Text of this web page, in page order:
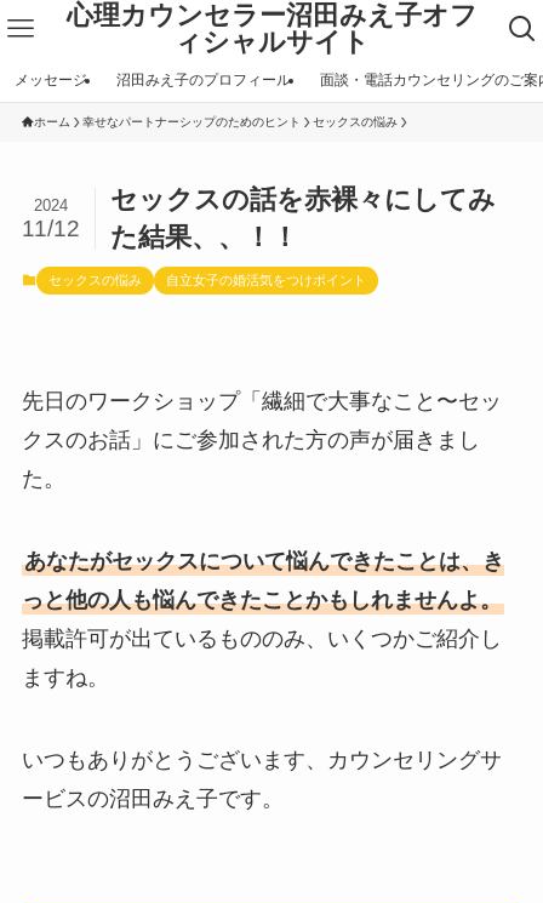
心理カウンセラー沼田みえ子オフ
ィシャルサイト
メッセージ 沼田みえ子のプロフィール 面談・電話カウンセリングのご案
ホーム 幸せなパートナーシップのためのヒント セックスの悩み
セックスの話を赤裸々にしてみ
た結果、、！！
2024
11/12
セックスの悩み 自立女子の婚活気をつけポイント
先日のワークショップ「繊細で大事なこと〜セッ
クスのお話」にご参加された方の声が届きまし
た。
あなたがセックスについて悩んできたことは、き
っと他の人も悩んできたことかもしれませんよ。
掲載許可が出ているもののみ、いくつかご紹介し
ますね。
いつもありがとうございます、カウンセリングサ
ービスの沼田みえ子です。